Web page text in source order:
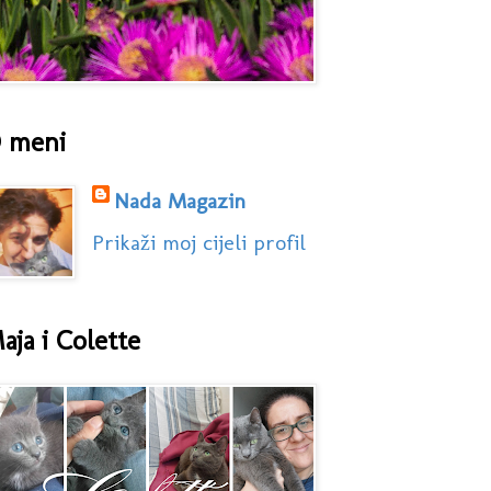
meni
Nada Magazin
Prikaži moj cijeli profil
i Colette